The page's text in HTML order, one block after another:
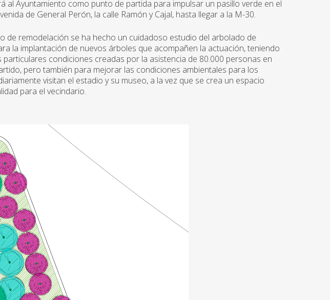
al Ayuntamiento como punto de partida para impulsar un pasillo verde en el
de General Perón, la calle Ramón y Cajal, hasta llegar a la M-30.
de remodelación se ha hecho un cuidadoso estudio del arbolado de
la implantación de nuevos árboles que acompañen la actuación, teniendo
particulares condiciones creadas por la asistencia de 80.000 personas en
pero también para mejorar las condiciones ambientales para los
visitan el estadio y su museo, a la vez que se crea un espacio
para el vecindario.